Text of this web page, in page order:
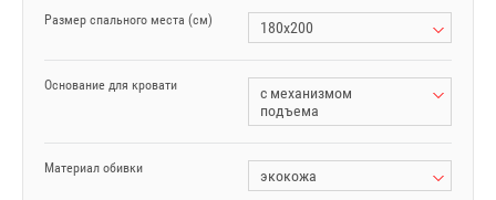
Размер спального места (см) 180x200
Основание для кровати
с механизмом
подъема
Материал обивки экокожа